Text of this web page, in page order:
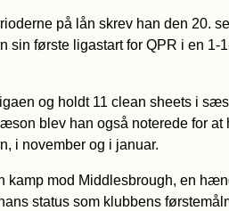
på lån skrev han den 20.
første ligastart for QPR i en 1-
og holdt 11 clean sheets i
blev han også noterede for
i november og i januar.
kamp mod Middlesbrough, en
status som klubbens